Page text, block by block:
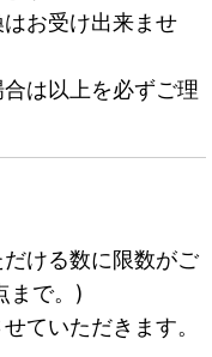
お受け出来ませ
は以上を必ずご理
ける数に限数がご
まで。)
ていただきます。